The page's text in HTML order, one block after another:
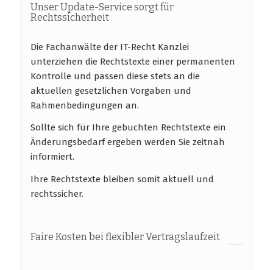
Unser Update-Service sorgt für
Rechtssicherheit
Die Fachanwälte der IT-Recht Kanzlei
unterziehen die Rechtstexte einer permanenten
Kontrolle und passen diese stets an die
aktuellen gesetzlichen Vorgaben und
Rahmenbedingungen an.
Sollte sich für Ihre gebuchten Rechtstexte ein
Änderungsbedarf ergeben werden Sie zeitnah
informiert.
Ihre Rechtstexte bleiben somit aktuell und
rechtssicher.
Faire Kosten bei flexibler Vertragslaufzeit